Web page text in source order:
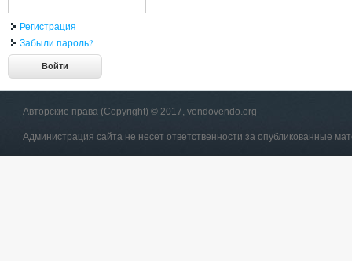
Регистрация
Забыли пароль?
Авторские права (Copyright) © 2017, vendovendo.org
Администрация сайта не несет ответственности за опубликованные